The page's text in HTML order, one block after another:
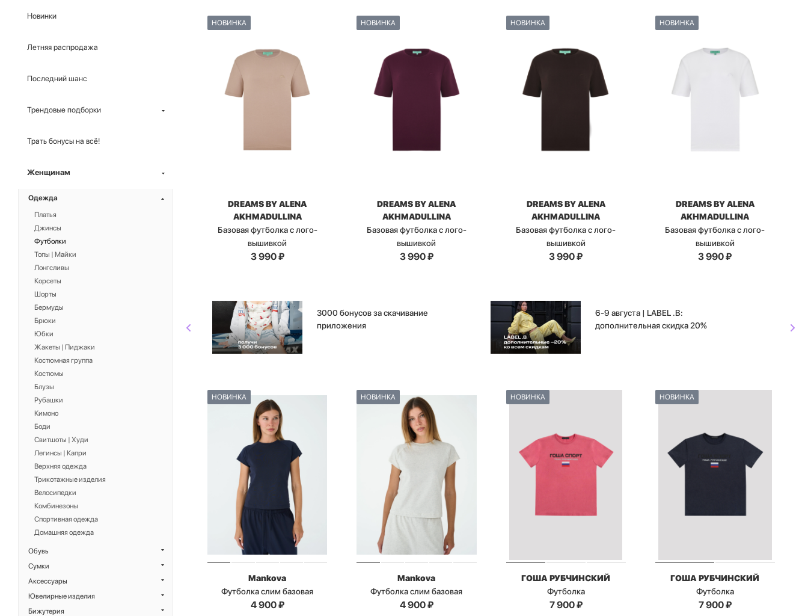
НОВИНКА
DREAMS BY ALENA
AKHMADULLINA
Базовая футболка с лого-
вышивкой
3 990₽
НОВИНКА
DREAMS BY ALENA
AKHMADULLINA
Базовая футболка с лого-
вышивкой
3 990₽
НОВИНКА
DREAMS BY ALENA
AKHMADULLINA
Базовая футболка с лого-
вышивкой
3 990₽
НОВИНКА
DREAMS BY ALENA
AKHMADULLINA
Базовая футболка с лого-
вышивкой
3 990₽
3000 бонусов за скачивание
приложения
6-9 августа | LABEL .B:
дополнительная скидка 20%
НОВИНКА
Mankova
Футболка слим базовая
4 900₽
НОВИНКА
Mankova
Футболка слим базовая
4 900₽
НОВИНКА
ГОША РУБЧИНСКИЙ
Футболка
7 900₽
НОВИНКА
ГОША РУБЧИНСКИЙ
Футболка
7 900₽
Новинки
Летняя распродажа
Последний шанс
Трендовые подборки
Трать бонусы на всё!
Женщинам
Одежда
Платья
Джинсы
Футболки
Топы | Майки
Лонгсливы
Корсеты
Шорты
Бермуды
Брюки
Юбки
Жакеты | Пиджаки
Костюмная группа
Костюмы
Блузы
Рубашки
Кимоно
Боди
Свитшоты | Худи
Легинсы | Капри
Верхняя одежда
Трикотажные изделия
Велосипедки
Комбинезоны
Спортивная одежда
Домашняя одежда
Обувь
Сумки
Аксессуары
Ювелирные изделия
Бижутерия